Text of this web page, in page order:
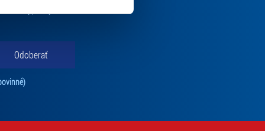
Odoberať
Tento súhlas je povinný na odber newslettra. Bez súhlasu nie je možné vás